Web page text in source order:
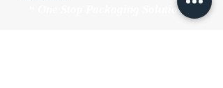
“ One Stop Packaging Solutions”